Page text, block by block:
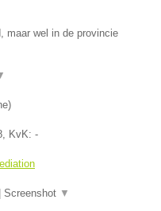
maar wel in de provincie
)
, KvK: -
Screenshot ▼